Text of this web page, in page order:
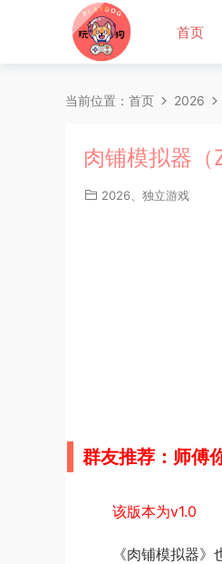
首页
当前位置： 首页 2026
肉铺模拟器
2026 独立游戏
群友推荐：师傅
该版本为v1.0
《肉铺模拟器